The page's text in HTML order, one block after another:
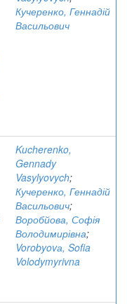
Кучеренко, Геннадій
Васильович
Kucherenko,
Gennady
Vasylyovych;
Кучеренко, Геннадій
Васильович;
Воробйова, Софія
Володимирівна;
Vorobyovа, Sofia
Volodymyrivna